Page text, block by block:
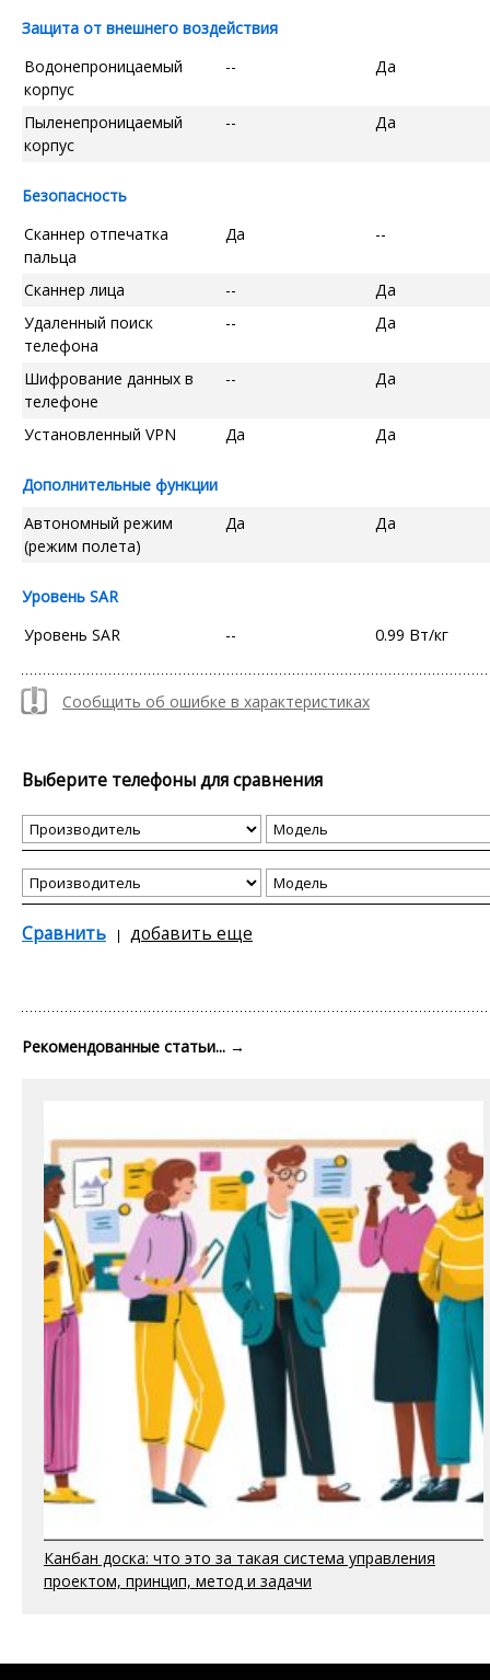
Защита от внешнего воздействия
Водонепроницаемый
корпус
-- Да
Пыленепроницаемый
корпус
-- Да
Безопасность
Сканнер отпечатка
пальца
Да --
Сканнер лица --
Да
Удаленный поиск
телефона
-- Да
Шифрование данных в
телефоне
-- Да
Установленный VPN Да Да
Дополнительные функции
Автономный режим
(режим полета)
Да Да
Уровень SAR
Уровень SAR
-- 0.99 Вт/кг
Сообщить об ошибке в характеристиках
Выберите телефоны для сравнения
Сравнить добавить еще
Рекомендованные статьи... →
Канбан доска: что это за такая система управления
проектом, принцип, метод и задачи